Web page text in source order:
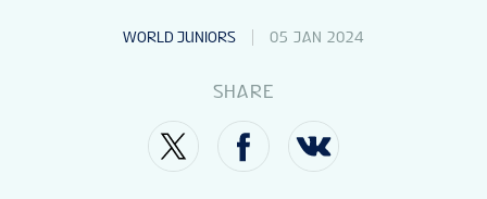
WORLD JUNIORS 05 JAN 2024
SHARE